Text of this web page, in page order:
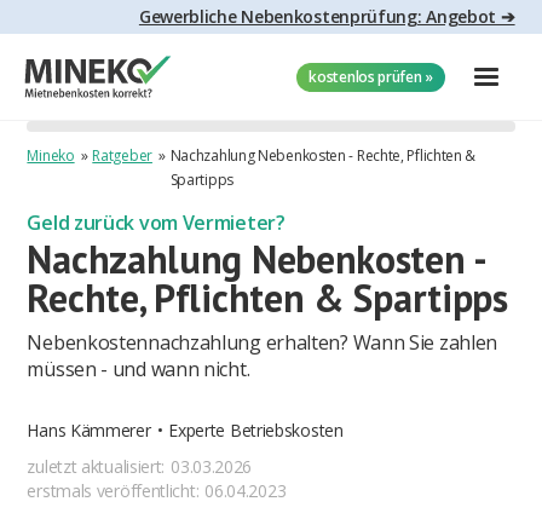
Gewerbliche Nebenkostenprüfung: Angebot ➔
kostenlos prüfen »
Mineko » Ratgeber » Nachzahlung Nebenkosten - Rechte, Pflichten &
Spartipps
Geld zurück vom Vermieter?
Nachzahlung Nebenkosten -
Rechte, Pflichten & Spartipps
Nebenkostennachzahlung erhalten? Wann Sie zahlen
müssen - und wann nicht.
Hans Kämmerer • Experte Betriebskosten
zuletzt aktualisiert: 03.03.2026
erstmals veröffentlicht: 06.04.2023